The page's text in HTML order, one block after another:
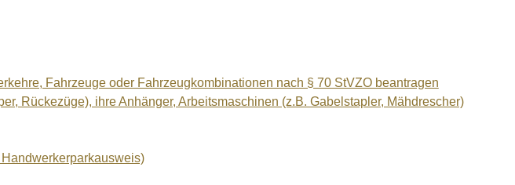
Fahrzeuge oder Fahrzeugkombinationen nach § 70 StVZO beantragen
Rückezüge), ihre Anhänger, Arbeitsmaschinen (z.B. Gabelstapler, Mähdrescher)